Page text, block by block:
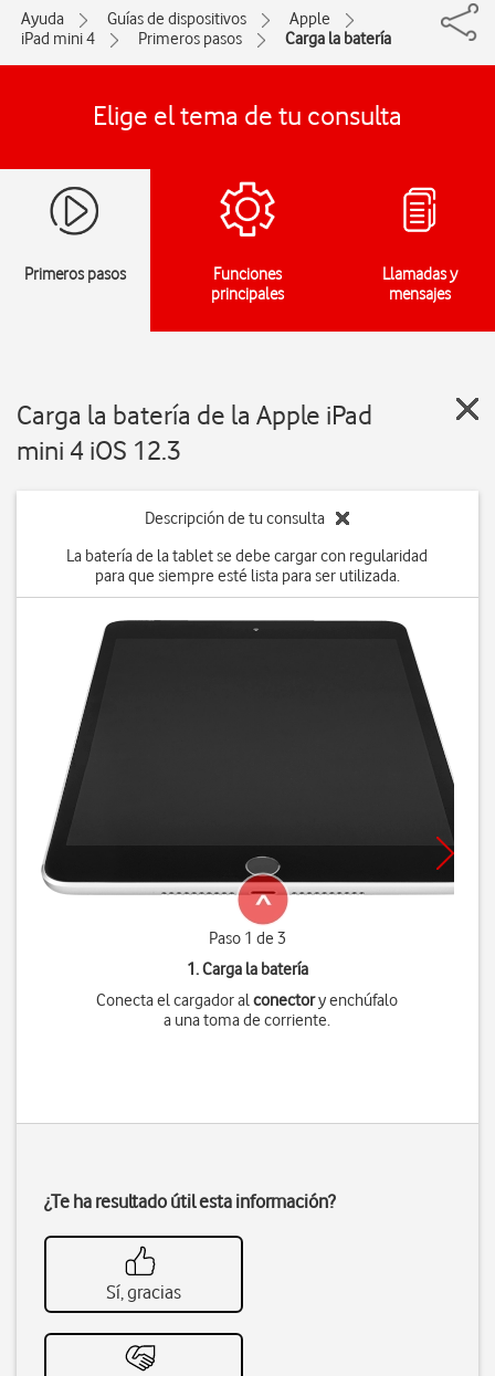
Ayuda Guías de dispositivos
Apple
iPad mini 4
Primeros pasos Carga la batería
Elige el tema de tu consulta
Primeros pasos
Funciones
principales
Llamadas y
mensajes
Carga la batería de la Apple iPad
mini 4 iOS 12.3
Descripción de tu consulta
La batería de la tablet se debe cargar con regularidad
para que siempre esté lista para ser utilizada.
Paso 1 de 3
1. Carga la batería
Conecta el cargador alconectory enchúfalo
a una toma de corriente.
¿Te ha resultado útil esta información?
Sí, gracias